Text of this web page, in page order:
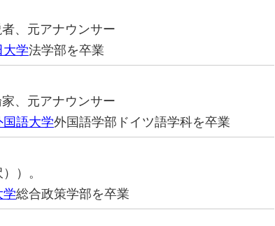
、元アナウンサー
大学法学部を卒業
、元アナウンサー
国語大学外国語学部ドイツ語学科を卒業
）。
学総合政策学部を卒業